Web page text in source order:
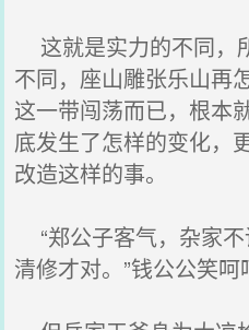
这就是实力的不同，
不同，座山雕张乐山再
这一带闯荡而已，根本
底发生了怎样的变化，
改造这样的事。
“郑公子客气，杂家
清修才对。”钱公公笑呵